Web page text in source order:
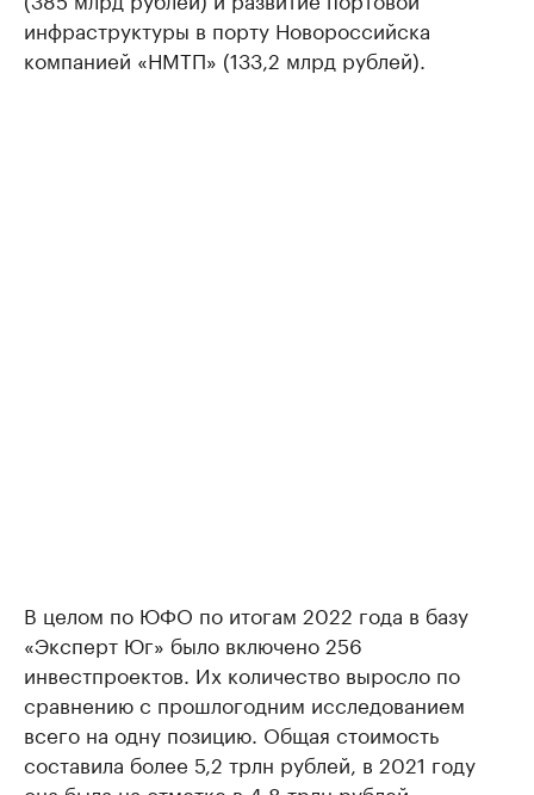
инфраструктуры в порту Новороссийска
компанией «НМТП» (133,2 млрд рублей).
В целом по ЮФО по итогам 2022 года в базу
«Эксперт Юг» было включено 256
инвестпроектов. Их количество выросло по
сравнению с прошлогодним исследованием
всего на одну позицию. Общая стоимость
составила более 5,2 трлн рублей, в 2021 году